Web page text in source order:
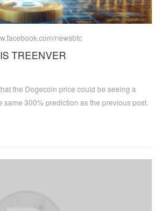
newsbtc
TREENVER
the Dogecoin price could be seeing a
300% prediction as the previous post.